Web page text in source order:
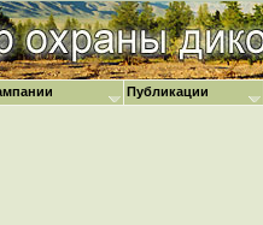
Публикации